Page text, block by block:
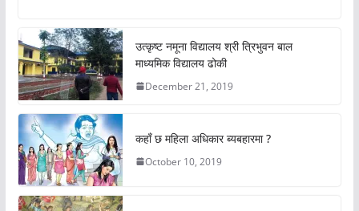
उत्कृष्ट नमूना विद्यालय श्री त्रिभुवन बाल
माध्यमिक विद्यालय ढोकी
December 21, 2019
कहाँ छ महिला अधिकार ब्यबहारमा ?
October 10, 2019